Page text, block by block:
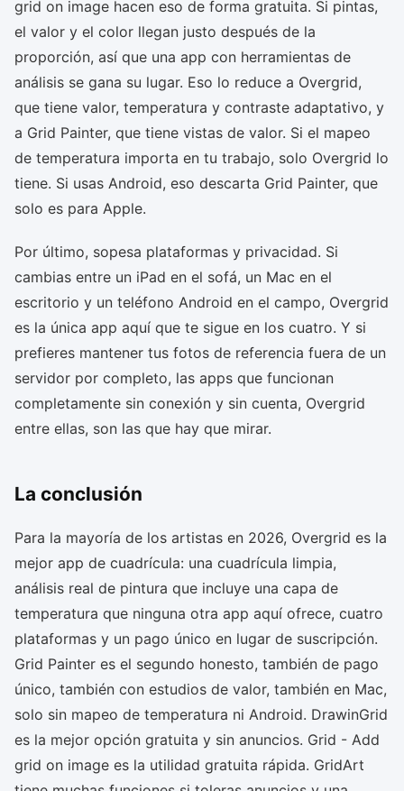
grid on image hacen eso de forma gratuita. Si pintas,
el valor y el color llegan justo después de la
proporción, así que una app con herramientas de
análisis se gana su lugar. Eso lo reduce a Overgrid,
que tiene valor, temperatura y contraste adaptativo, y
a Grid Painter, que tiene vistas de valor. Si el mapeo
de temperatura importa en tu trabajo, solo Overgrid lo
tiene. Si usas Android, eso descarta Grid Painter, que
solo es para Apple.
Por último, sopesa plataformas y privacidad. Si
cambias entre un iPad en el sofá, un Mac en el
escritorio y un teléfono Android en el campo, Overgrid
es la única app aquí que te sigue en los cuatro. Y si
prefieres mantener tus fotos de referencia fuera de un
servidor por completo, las apps que funcionan
completamente sin conexión y sin cuenta, Overgrid
entre ellas, son las que hay que mirar.
La conclusión
Para la mayoría de los artistas en 2026, Overgrid es la
mejor app de cuadrícula: una cuadrícula limpia,
análisis real de pintura que incluye una capa de
temperatura que ninguna otra app aquí ofrece, cuatro
plataformas y un pago único en lugar de suscripción.
Grid Painter es el segundo honesto, también de pago
único, también con estudios de valor, también en Mac,
solo sin mapeo de temperatura ni Android. DrawinGrid
es la mejor opción gratuita y sin anuncios. Grid - Add
grid on image es la utilidad gratuita rápida. GridArt